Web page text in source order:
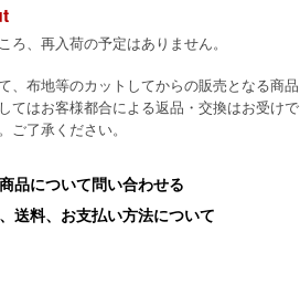
ろ、再入荷の予定はありません。
、布地等のカットしてからの販売となる商品
てはお客様都合による返品・交換はお受けで
ご了承ください。
品について問い合わせる
送料、お支払い方法について